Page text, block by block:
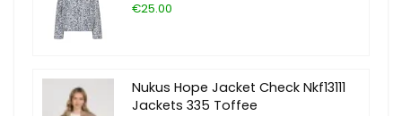
€25.00
Nukus Hope Jacket Check Nkf13111
Jackets 335 Toffee